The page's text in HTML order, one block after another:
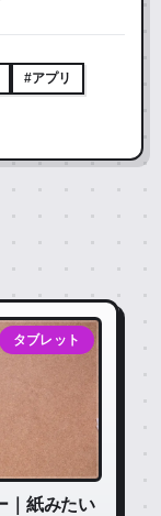
#アプリ
タブレット
｜紙みたい